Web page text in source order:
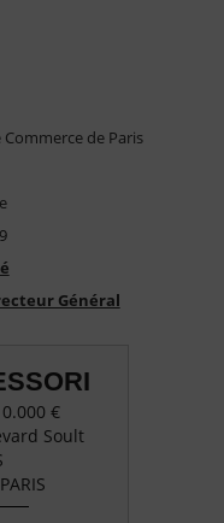
de Paris
Général
€
Soult